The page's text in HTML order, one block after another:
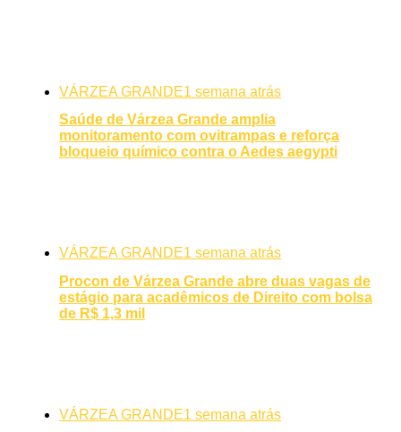
VÁRZEA GRANDE1 semana atrás
Saúde de Várzea Grande amplia
monitoramento com ovitrampas e reforça
bloqueio químico contra o Aedes aegypti
VÁRZEA GRANDE1 semana atrás
Procon de Várzea Grande abre duas vagas de
estágio para acadêmicos de Direito com bolsa
de R$ 1,3 mil
VÁRZEA GRANDE1 semana atrás